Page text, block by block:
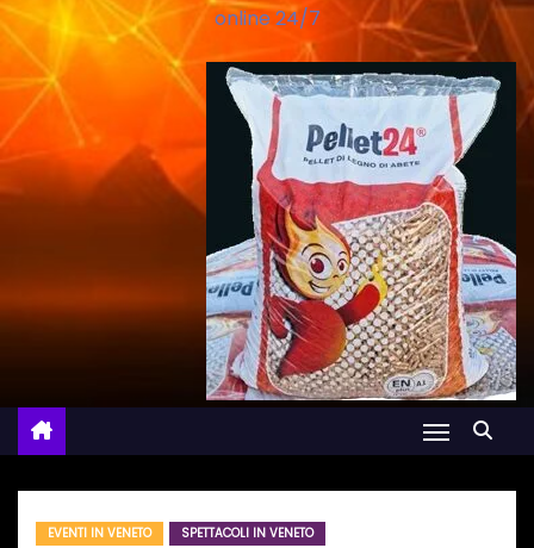
online 24/7
EVENTI IN VENETO SPETTACOLI IN VENETO